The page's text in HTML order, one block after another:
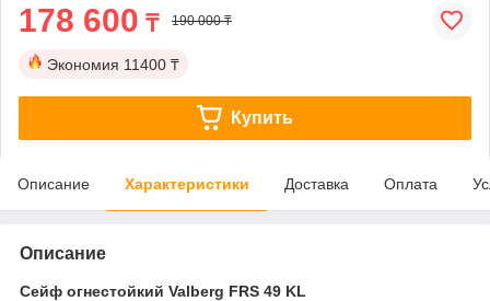
178 600 ₸ 190 000 ₸
Экономия 11400 ₸
Купить
Описание Характеристики Доставка Оплата
Описание
Сейф огнестойкий Valberg FRS 49 KL